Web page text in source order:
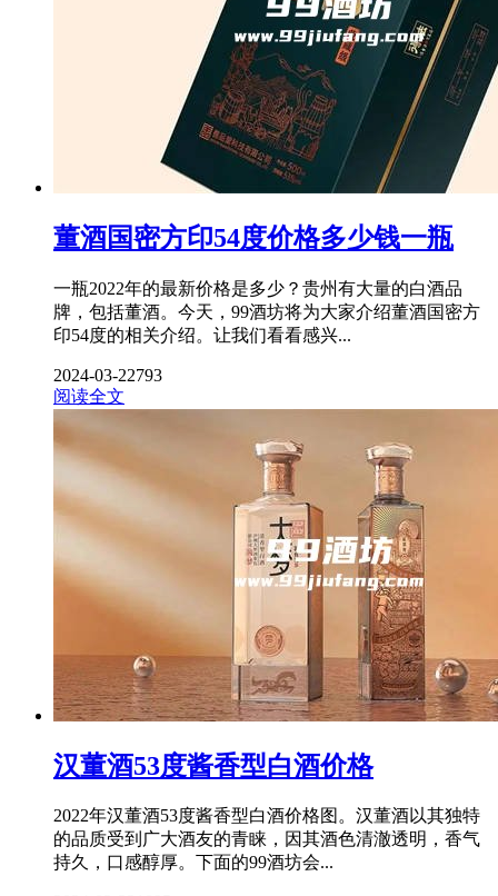
董酒国密方印54度价格多少钱一瓶
一瓶2022年的最新价格是多少？贵州有大量的白酒品
牌，包括董酒。今天，99酒坊将为大家介绍董酒国密方
印54度的相关介绍。让我们看看感兴...
2024-03-22793
阅读全文
汉董酒53度酱香型白酒价格
2022年汉董酒53度酱香型白酒价格图。汉董酒以其独特
的品质受到广大酒友的青睐，因其酒色清澈透明，香气
持久，口感醇厚。下面的99酒坊会...